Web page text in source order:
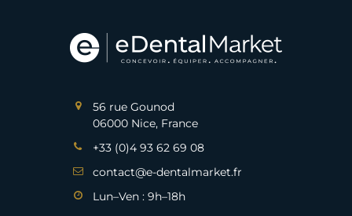
56 rue Gounod
06000 Nice, France
+33 (0)4 93 62 69 08
contact@e-dentalmarket.fr
Lun–Ven : 9h–18h